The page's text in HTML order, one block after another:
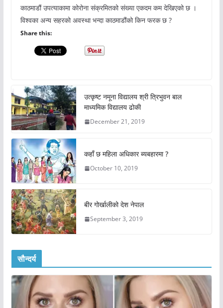
काठमाडौं उपत्याकामा कोरोना संक्रमितको संख्या एकदम कम देखिएको छ ।
विश्वका अन्य सहरको अवस्था भन्दा काठमाडौंको किन फरक छ ?
Share this:
उत्कृष्ट नमूना विद्यालय श्री त्रिभुवन बाल
माध्यमिक विद्यालय ढोकी
December 21, 2019
कहाँ छ महिला अधिकार ब्यबहारमा ?
October 10, 2019
बीर गोर्खालीको देश नेपाल
September 3, 2019
सौन्दर्य